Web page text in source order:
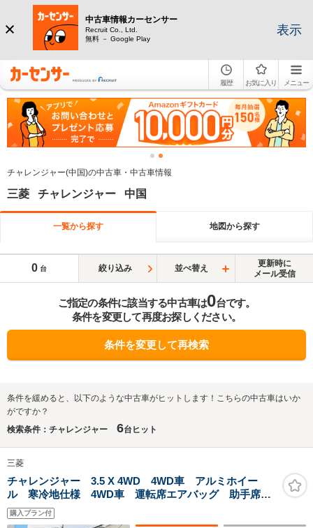
中古車情報カーセンサー
Recruit Co., Ltd.
無料 － Google Play
表示
履歴 お気に入り メニュー
チャレンジャー(中国)の中古車・中古車情報
三菱 チャレンジャー 中国
一覧から探す 地図から探す
0 台 絞り込み 並べ替え
更新時に
メール受信
ご指定の条件に該当する中古車は0台です。
条件を変更して再度お探しください。
条件を変更して再検索
条件を緩めると、以下のような中古車がヒットします！こちらの中古車はいか
がですか？
検索条件：チャレンジャー
6台ヒット
三菱
チャレンジャー 3.5 X 4WD 4WD車 アルミホイー
ル 寒冷地仕様 4WD車 運転席エアバッグ 助手席エ
アバッグ フロントフォグランプ フルフラットリアス
ポイラー排気3500CC
購入プラン付